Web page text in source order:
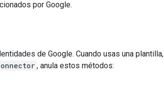
por Google.
de Google. Cuando usas una plantilla,
, anula estos métodos: